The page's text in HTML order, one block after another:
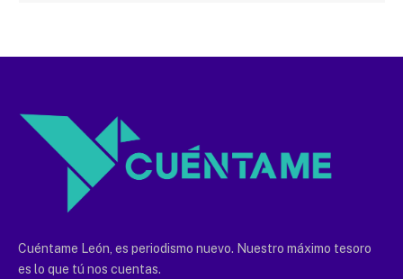
Cuéntame León, es periodismo nuevo. Nuestro máximo tesoro
es lo que tú nos cuentas.